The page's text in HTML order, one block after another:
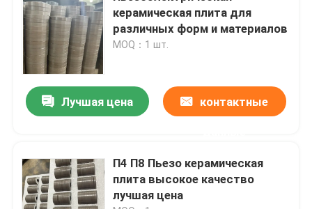
О нас
Путешествие фабрики
Свяжитесь мы
керамическая плита для
различных форм и материалов
MOQ：1 шт.
Лучшая цена контактные
П4 П8 Пьезо керамическая
плита высокое качество
лучшая цена